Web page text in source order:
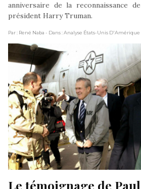
anniversaire de la reconnaissance
président Harry Truman.
Par : René Naba - Dans : Analyse États-Unis D'Amérique
Le témoignage de